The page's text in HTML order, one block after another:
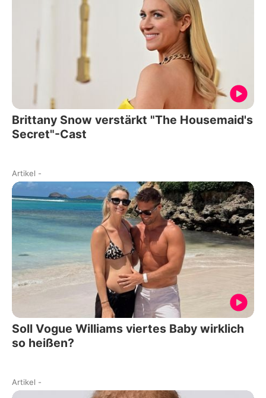
Brittany Snow verstärkt "The Housemaid's
Secret"-Cast
Artikel -
Soll Vogue Williams viertes Baby wirklich
so heißen?
Artikel -